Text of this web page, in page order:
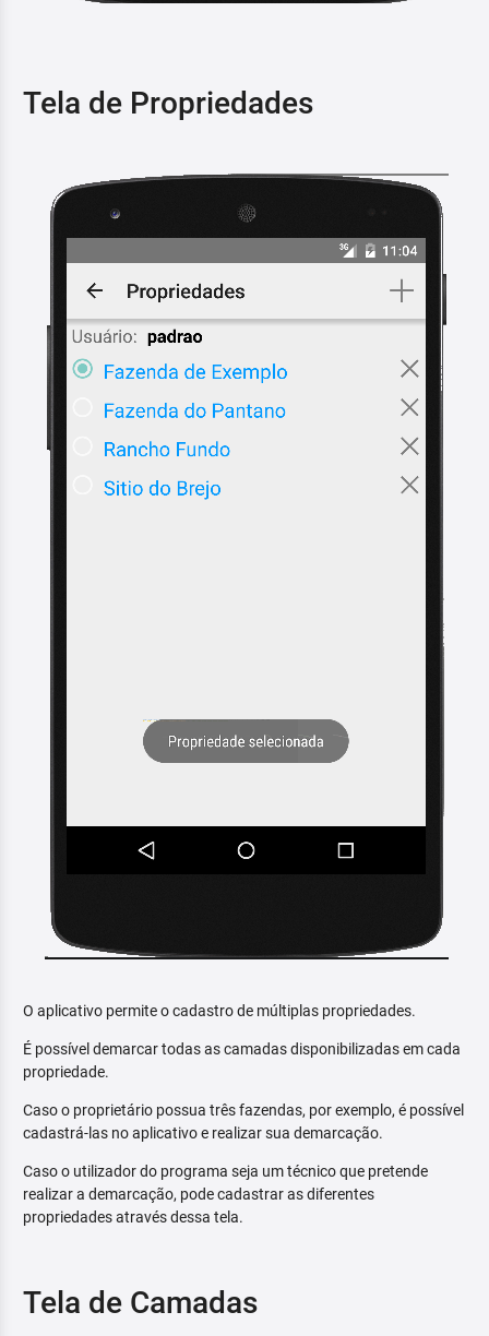
Tela de Propriedades
O aplicativo permite o cadastro de múltiplas propriedades.
É possível demarcar todas as camadas disponibilizadas em cada
propriedade.
Caso o proprietário possua três fazendas, por exemplo, é possível
cadastrá-las no aplicativo e realizar sua demarcação.
Caso o utilizador do programa seja um técnico que pretende
realizar a demarcação, pode cadastrar as diferentes
propriedades através dessa tela.
Tela de Camadas